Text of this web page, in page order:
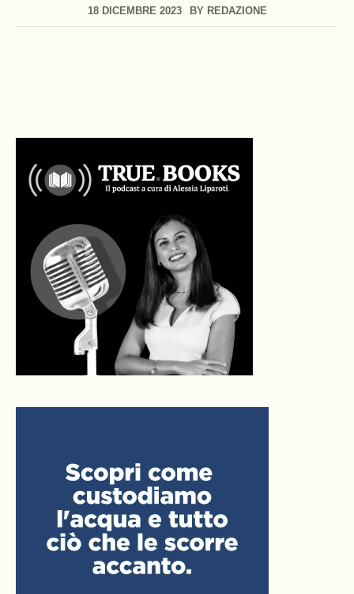
18 DICEMBRE 2023 BY REDAZIONE